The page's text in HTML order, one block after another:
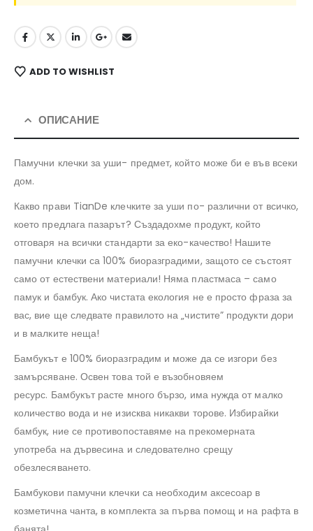
ADD TO WISHLIST
ОПИСАНИЕ
Памучни клечки за уши- предмет, който може би е във всеки
дом.
Какво прави TianDe клечките за уши по- различни от всичко,
което предлага пазарът? Създадохме продукт, който
отговаря на всички стандарти за еко-качество! Нашите
памучни клечки са 100% биоразградими, защото се състоят
само от естествени материали! Няма пластмаса – само
памук и бамбук. Ако чистата екология не е просто фраза за
вас, вие ще следвате правилото на „чистите” продукти дори
и в малките неща!
Бамбукът е 100% биоразградим и може да се изгори без
замърсяване. Освен това той е възобновяем
ресурс. Бамбукът расте много бързо, има нужда от малко
количество вода и не изисква никакви торове. Избирайки
бамбук, ние се противопоставяме на прекомерната
употреба на дървесина и следователно срещу
обезлесяването.
Бамбукови памучни клечки са необходим аксесоар в
козметична чанта, в комплекта за първа помощ и на рафта в